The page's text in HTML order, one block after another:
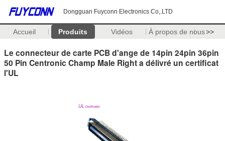
Dongguan Fuyconn Electronics Co,.LTD
Accueil Produits Vidéos À propos de nous>>
Le connecteur de carte PCB d'ange de 14pin 24pin 36pin
50 Pin Centronic Champ Male Right a délivré un certificat
l'UL